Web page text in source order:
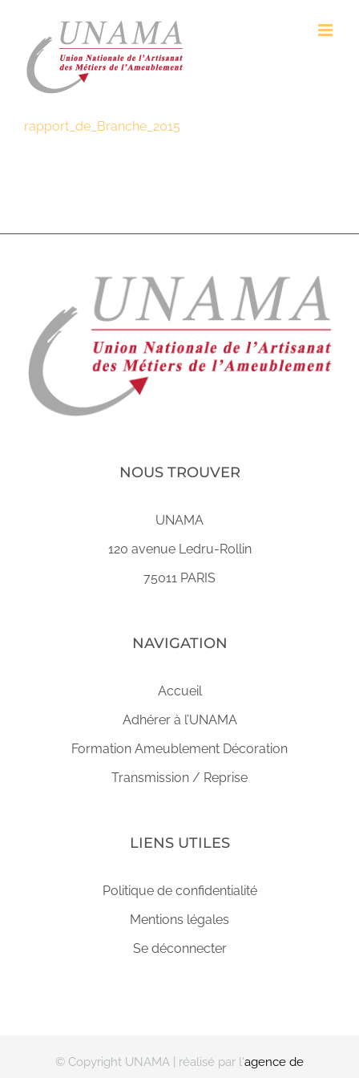
contenu
rapport_de_Branche_2015
NOUS TROUVER
UNAMA
120 avenue Ledru-Rollin
75011 PARIS
NAVIGATION
Accueil
Adhérer à l’UNAMA
Formation Ameublement Décoration
Transmission / Reprise
LIENS UTILES
Politique de confidentialité
Mentions légales
Se déconnecter
© Copyright UNAMA | réalisé par l'agence de